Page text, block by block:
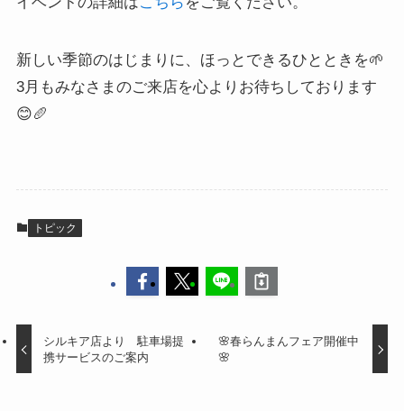
新しい季節のはじまりに、ほっとできるひとときを🌱
3月もみなさまのご来店を心よりお待ちしております
😊🥖
トピック
シルキア店より 駐車場提
携サービスのご案内
🌸春らんまんフェア開催中
🌸